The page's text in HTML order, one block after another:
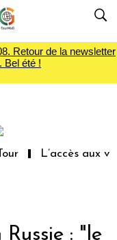
Retour de la newsletter
Bel été !
L’accès aux
: "le